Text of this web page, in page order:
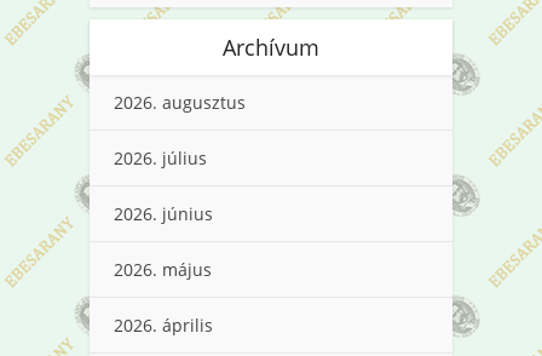
Archívum
2026. augusztus
2026. július
2026. június
2026. május
2026. április